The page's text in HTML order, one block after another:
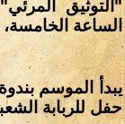
الساعة الخامسة،
يبدأ الموسم
حفل للربابة